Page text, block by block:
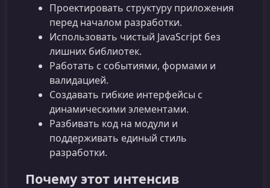
Проектировать структуру приложения
перед началом разработки.
Использовать чистый JavaScript без
лишних библиотек.
Работать с событиями, формами и
валидацией.
Создавать гибкие интерфейсы с
динамическими элементами.
Разбивать код на модули и
поддерживать единый стиль
разработки.
Почему этот интенсив